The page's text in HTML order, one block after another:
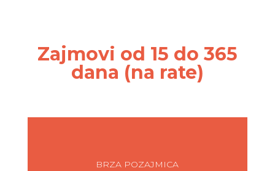
Zajmovi od 15 do 365
dana (na rate)
BRZA POZAJMICA